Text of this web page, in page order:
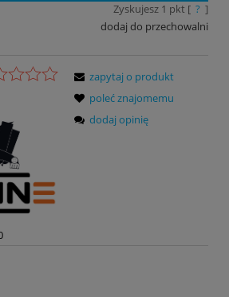
Zyskujesz 1 pkt [ ? ]
dodaj do przechowalni
zapytaj o produkt
poleć znajomemu
dodaj opinię